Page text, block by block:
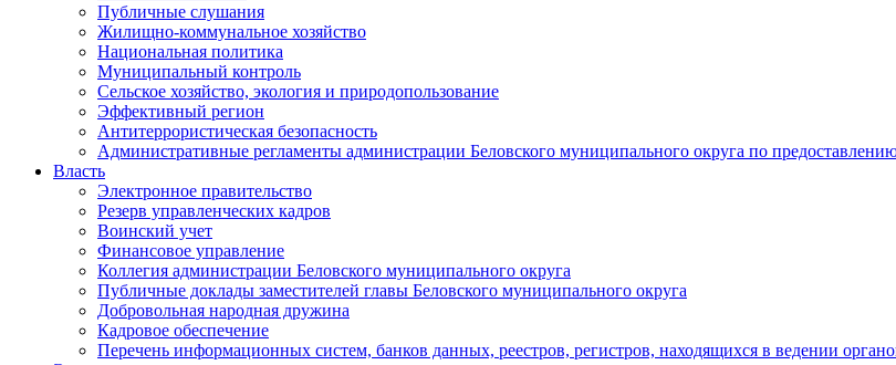
Публичные слушания
Жилищно-коммунальное хозяйство
Национальная политика
Муниципальный контроль
Сельское хозяйство, экология и природопользование
Эффективный регион
Антитеррористическая безопасность
Административные регламенты администрации Беловского муниципального округа по
Власть
Электронное правительство
Резерв управленческих кадров
Воинский учет
Финансовое управление
Коллегия администрации Беловского муниципального округа
Публичные доклады заместителей главы Беловского муниципального округа
Добровольная народная дружина
Кадровое обеспечение
Перечень информационных систем, банков данных, реестров, регистров, находящихся в ведении